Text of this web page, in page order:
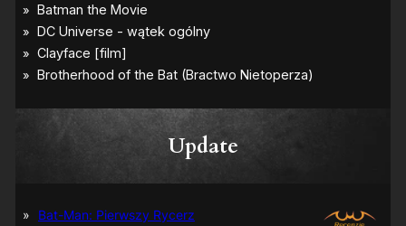
Update
Bat-Man: Pierwszy Rycerz